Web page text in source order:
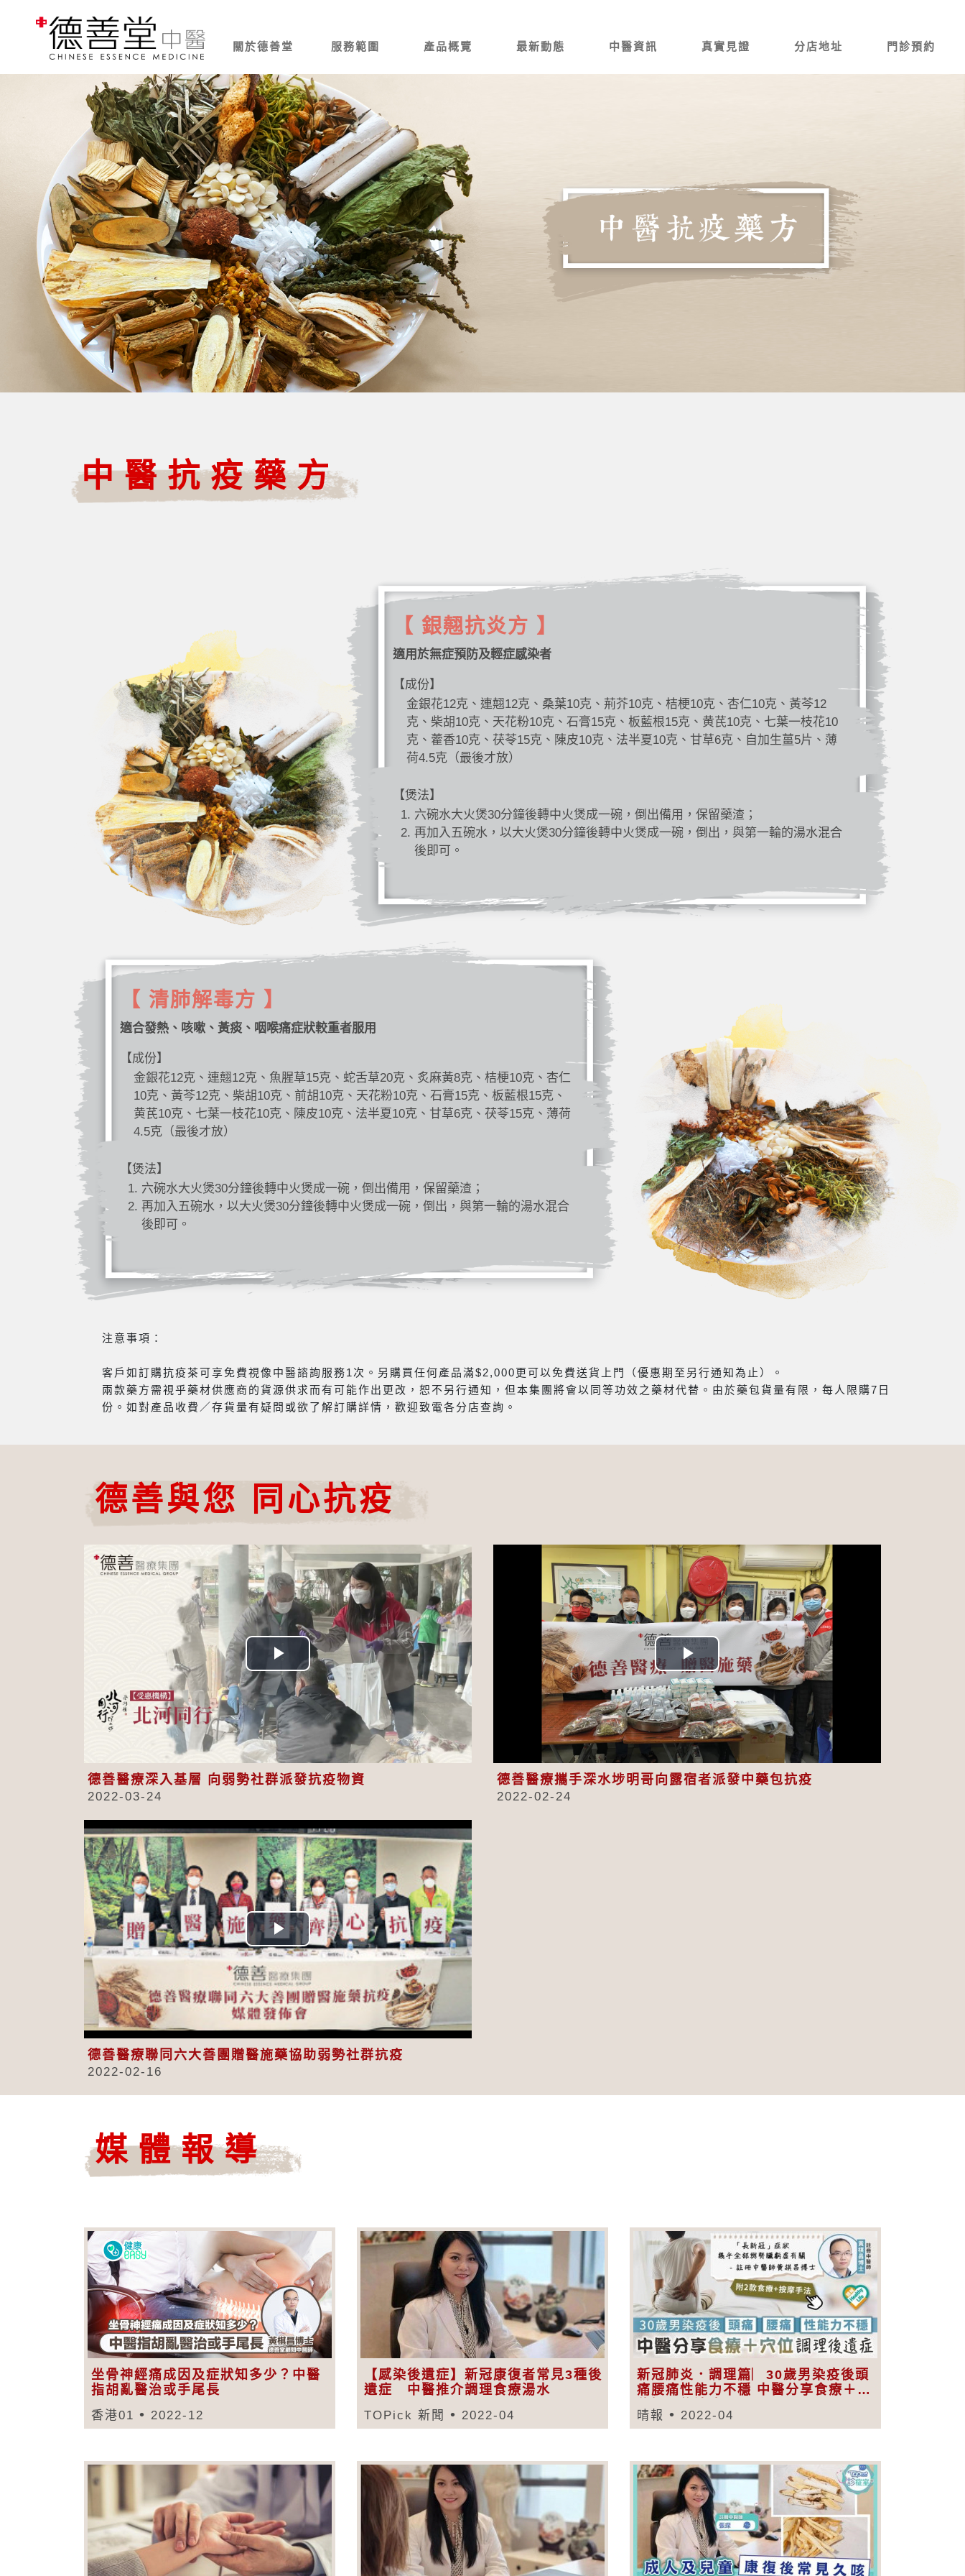
關於德善堂 服務範圍 產品概覽 最新動態 中醫資訊 真實見證 分店地址 門診預約
中醫抗疫藥方
【 銀翹抗炎方 】
適用於無症預防及輕症感染者
【成份】
金銀花12克、連翹12克、桑葉10克、荊芥10克、桔梗10克、杏仁10克、黃芩12
克、柴胡10克、天花粉10克、石膏15克、板藍根15克、黄芪10克、七葉一枝花10
克、藿香10克、茯苓15克、陳皮10克、法半夏10克、甘草6克、自加生薑5片、薄
荷4.5克（最後才放）
【煲法】
六碗水大火煲30分鐘後轉中火煲成一碗，倒出備用，保留藥渣；
再加入五碗水，以大火煲30分鐘後轉中火煲成一碗，倒出，與第一輪的湯水混合
後即可。
【 清肺解毒方 】
適合發熱、咳嗽、黃痰、咽喉痛症狀較重者服用
【成份】
金銀花12克、連翹12克、魚腥草15克、蛇舌草20克、炙麻黃8克、桔梗10克、杏仁
10克、黃芩12克、柴胡10克、前胡10克、天花粉10克、石膏15克、板藍根15克、
黄芪10克、七葉一枝花10克、陳皮10克、法半夏10克、甘草6克、茯苓15克、薄荷
4.5克（最後才放）
【煲法】
六碗水大火煲30分鐘後轉中火煲成一碗，倒出備用，保留藥渣；
再加入五碗水，以大火煲30分鐘後轉中火煲成一碗，倒出，與第一輪的湯水混合
後即可。
注意事項：
客戶如訂購抗疫茶可享免費視像中醫諮詢服務1次。另購買任何產品滿$2,000更可以免費送貨上門（優惠期至另行通知為止）。
兩款藥方需視乎藥材供應商的貨源供求而有可能作出更改，恕不另行通知，但本集團將會以同等功效之藥材代替。由於藥包貨量有限，每人限購7日
份。如對產品收費／存貨量有疑問或欲了解訂購詳情，歡迎致電各分店查詢。
德善與您 同心抗疫
Play
Video
德善醫療深入基層 向弱勢社群派發抗疫物資
2022-03-24
Play
Video
德善醫療攜手深水埗明哥向露宿者派發中藥包抗疫
2022-02-24
Play
Video
德善醫療聯同六大善團贈醫施藥協助弱勢社群抗疫
2022-02-16
媒體報導
坐骨神經痛成因及症狀知多少？中醫
指胡亂醫治或手尾長
香港01 2022-12
【感染後遺症】新冠康復者常見3種後
遺症 中醫推介調理食療湯水
TOPick 新聞 2022-04
新冠肺炎．調理篇︳30歲男染疫後頭
痛腰痛性能力不穩 中醫分享食療＋穴
晴報 2022-04